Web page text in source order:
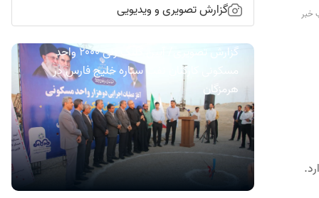
خبر گزارش تصویری و ویدیویی
گزارش تصویری/ آیین کلنگ زنی ۲۰۰۰ واحد
مسکونی کارکنان نفت ستاره خلیج فارس در
هرمزگان